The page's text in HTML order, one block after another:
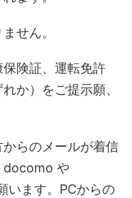
せん。
険証、運転免許
か）をご提示願、
らのメールが着信
docomo や
います。PCからの